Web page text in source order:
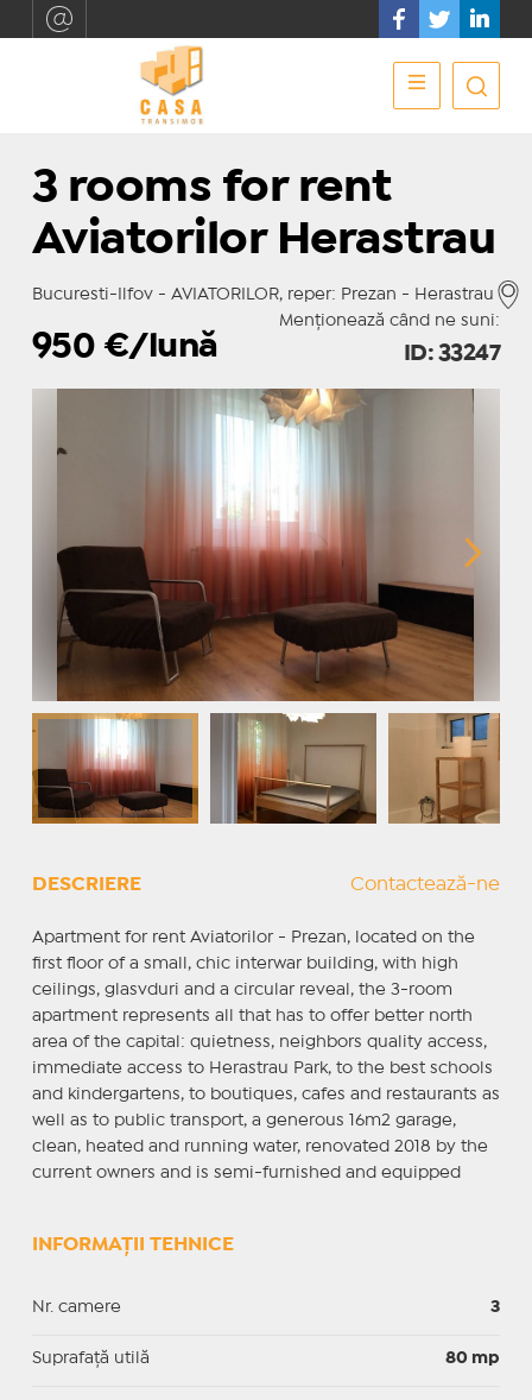
3 rooms for rent
Aviatorilor Herastrau
Bucuresti-Ilfov - AVIATORILOR, reper: Prezan - Herastrau
Menționează când ne suni:
950 €/lună ID: 33247
DESCRIERE Contactează-ne
Apartment for rent Aviatorilor - Prezan, located on the
first floor of a small, chic interwar building, with high
ceilings, glasvduri and a circular reveal, the 3-room
apartment represents all that has to offer better north
area of the capital: quietness, neighbors quality access,
immediate access to Herastrau Park, to the best schools
and kindergartens, to boutiques, cafes and restaurants as
well as to public transport, a generous 16m2 garage,
clean, heated and running water, renovated 2018 by the
current owners and is semi-furnished and equipped
INFORMAȚII TEHNICE
Nr. camere 3
Suprafaţă utilă 80 mp